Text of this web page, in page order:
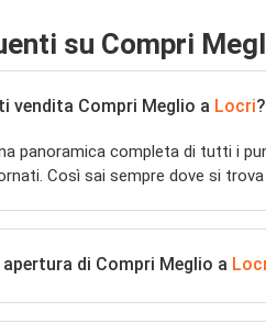
su Compri
vendita Compri Meglio a Locri?
panoramica completa di tutti i
Così sai sempre dove si
di Compri Meglio a